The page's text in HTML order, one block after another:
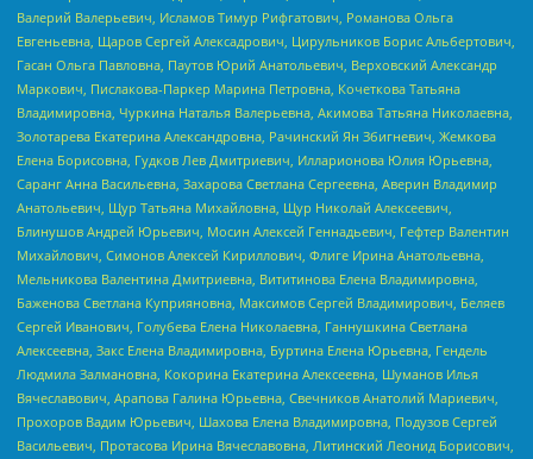
Валерий Валерьевич, Исламов Тимур Рифгатович, Романова Ольга
Евгеньевна, Щаров Сергей Алексадрович, Цирульников Борис Альбертович,
Гасан Ольга Павловна, Паутов Юрий Анатольевич, Верховский Александр
Маркович, Пислакова-Паркер Марина Петровна, Кочеткова Татьяна
Владимировна, Чуркина Наталья Валерьевна, Акимова Татьяна Николаевна,
Золотарева Екатерина Александровна, Рачинский Ян Збигневич, Жемкова
Елена Борисовна, Гудков Лев Дмитриевич, Илларионова Юлия Юрьевна,
Саранг Анна Васильевна, Захарова Светлана Сергеевна, Аверин Владимир
Анатольевич, Щур Татьяна Михайловна, Щур Николай Алексеевич,
Блинушов Андрей Юрьевич, Мосин Алексей Геннадьевич, Гефтер Валентин
Михайлович, Симонов Алексей Кириллович, Флиге Ирина Анатольевна,
Мельникова Валентина Дмитриевна, Вититинова Елена Владимировна,
Баженова Светлана Куприяновна, Максимов Сергей Владимирович, Беляев
Сергей Иванович, Голубева Елена Николаевна, Ганнушкина Светлана
Алексеевна, Закс Елена Владимировна, Буртина Елена Юрьевна, Гендель
Людмила Залмановна, Кокорина Екатерина Алексеевна, Шуманов Илья
Вячеславович, Арапова Галина Юрьевна, Свечников Анатолий Мариевич,
Прохоров Вадим Юрьевич, Шахова Елена Владимировна, Подузов Сергей
Васильевич, Протасова Ирина Вячеславовна, Литинский Леонид Борисович,